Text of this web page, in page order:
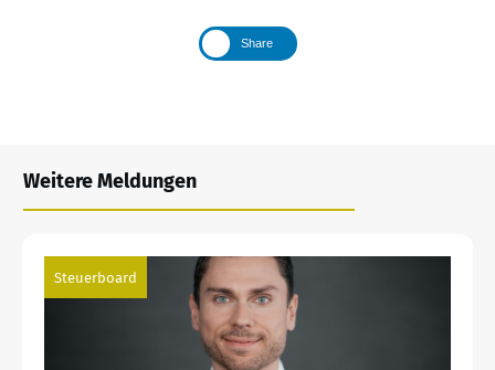
Share
Weitere Meldungen
Steuerboard